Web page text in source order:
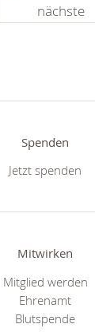
nächste
Spenden
Jetzt spenden
Mitwirken
Mitglied werden
Ehrenamt
Blutspende